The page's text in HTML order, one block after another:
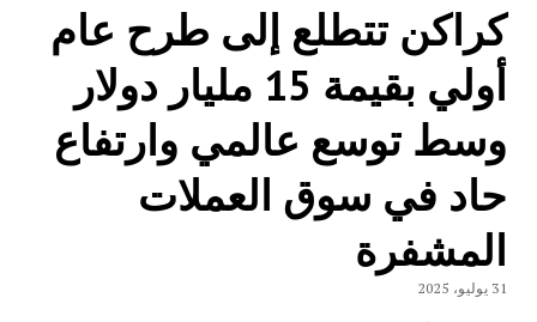
كراكن تتطلع إلى طرح عام
أولي بقيمة 15 مليار دولار
وسط توسع عالمي وارتفاع
حاد في سوق العملات
المشفرة
31 يوليو، 2025